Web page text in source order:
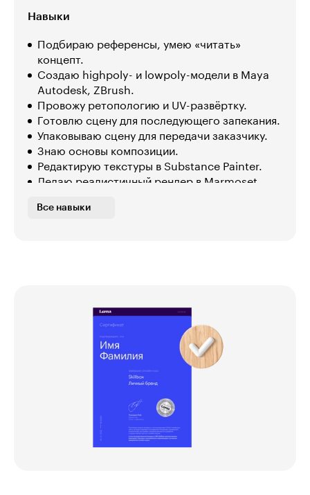
Навыки
Подбираю референсы, умею «читать»
концепт.
Создаю highpoly- и lowpoly-модели в Maya
Autodesk, ZBrush.
Провожу ретопологию и UV-развёртку.
Готовлю сцену для последующего запекания.
Упаковываю сцену для передачи заказчику.
Знаю основы композиции.
Редактирую текстуры в Substance Painter.
Делаю реалистичный рендер в Marmoset
Все навыки